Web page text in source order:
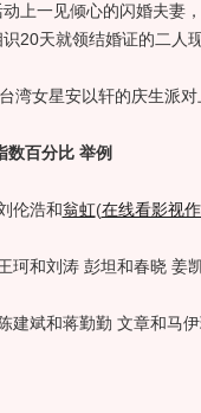
一见倾心的闪婚夫妻，
20天就领结婚证的二人
女星安以轩的庆生派对
百分比 举例
伦浩和翁虹(在线看影视
和刘涛 彭坦和春晓 姜
斌和蒋勤勤 文章和马伊